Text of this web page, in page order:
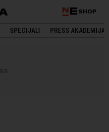
SHOP
SPECIJALI PRESS AKADEMIJA